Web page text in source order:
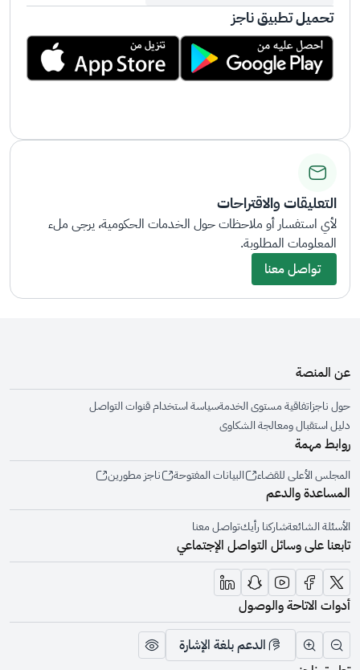
تحميل تطبيق ناجز
التعليقات والاقتراحات
لأي استفسار أو ملاحظات حول الخدمات الحكومية، يرجى ملء
المعلومات المطلوبة.
تواصل معنا
عن المنصة
حول ناجزاتفاقية مستوى الخدمةسياسة استخدام قنوات التواصل
دليل استقبال ومعالجة الشكاوى
روابط مهمة
المجلس الأعلى للقضاء البيانات المفتوحة ناجز مطورين
المساعدة والدعم
الأسئلة الشائعةشاركنا رأيكتواصل معنا
تابعنا على وسائل التواصل الإجتماعي
أدوات الاتاحة والوصول
تقليل الرؤية وحجم الخطزيادة الرؤية وحجم الخط الدعم بلغة الإشارة
تبديل المظهر